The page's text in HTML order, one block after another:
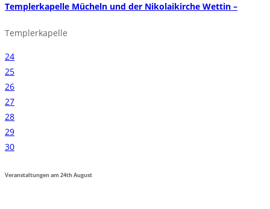
Templerkapelle Mücheln und der Nikolaikirche Wettin –
Templerkapelle
24
25
26
27
28
29
30
Veranstaltungen am24thAugust